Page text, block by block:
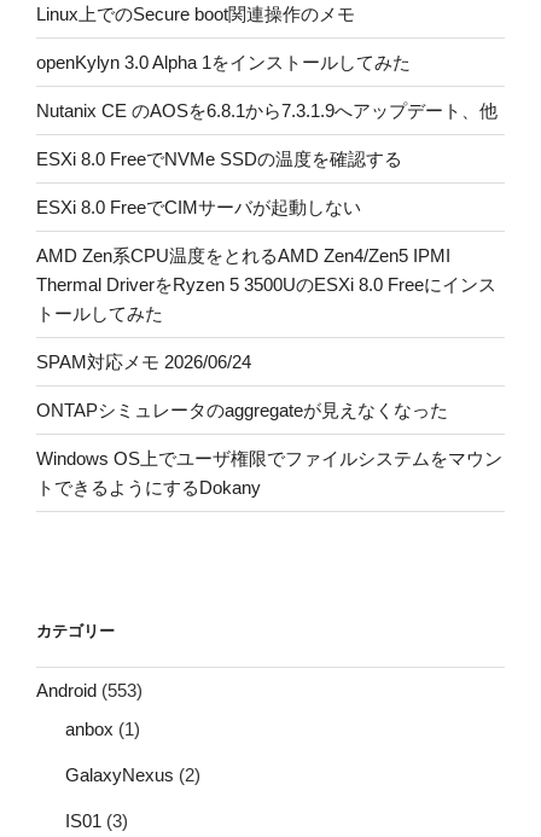
Linux上でのSecure boot関連操作のメモ
openKylyn 3.0 Alpha 1をインストールしてみた
Nutanix CE のAOSを6.8.1から7.3.1.9へアップデート、他
ESXi 8.0 FreeでNVMe SSDの温度を確認する
ESXi 8.0 FreeでCIMサーバが起動しない
AMD Zen系CPU温度をとれるAMD Zen4/Zen5 IPMI
Thermal DriverをRyzen 5 3500UのESXi 8.0 Freeにインス
トールしてみた
SPAM対応メモ 2026/06/24
ONTAPシミュレータのaggregateが見えなくなった
Windows OS上でユーザ権限でファイルシステムをマウン
トできるようにするDokany
カテゴリー
Android (553)
anbox (1)
GalaxyNexus (2)
IS01 (3)